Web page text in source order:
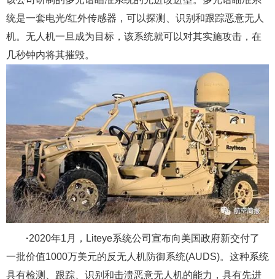
统是一套电光/红外传感器，可以探测、识别和跟踪恶意无人
机。无人机一旦成为目标，该系统就可以对其实施攻击，在
几秒钟内将其摧毁。
·2020年1月，Liteye系统公司宣布向美国政府新交付了
一批价值1000万美元的反无人机防御系统(AUDS)。这种系统
具有检测、跟踪、识别和击溃恶意无人机的能力，具有先进